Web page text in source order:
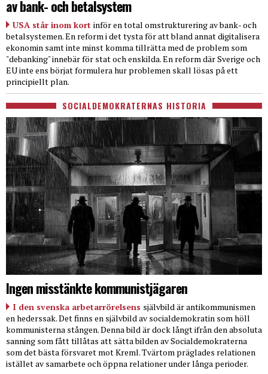
av bank- och betalsystem
USA står inom kort inför en total omstrukturering av bank- och
betalsystemen. En reform i det tysta för att bland annat digitalisera
ekonomin samt inte minst komma tillrätta med de problem som
"debanking" innebär för stat och enskilda. En reform där Sverige och
EU inte ens börjat formulera hur problemen skall lösas på ett
principiellt plan.
SOCIALDEMOKRATERNAS HISTORIA
Ingen misstänkte kommunistjägaren
I den svenska arbetarrörelsens självbild är antikommunismen
en hederssak. Det finns en självbild av socialdemokratin som höll
kommunisterna stången. Denna bild är dock långt ifrån den absoluta
sanning som fått tillåtas att sätta bilden av Socialdemokraterna
som det bästa försvaret mot Kreml. Tvärtom präglades relationen
istället av samarbete och öppna relationer under långa perioder.